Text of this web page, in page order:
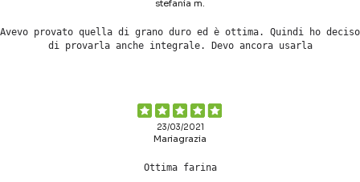
stefania m.
Avevo provato quella di grano duro ed è ottima. Quindi ho deciso
di provarla anche integrale. Devo ancora usarla
23/03/2021
Mariagrazia
Ottima farina